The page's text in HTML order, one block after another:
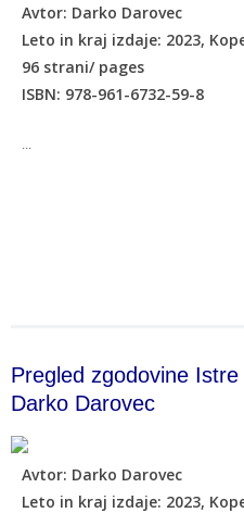
Avtor: Darko Darovec
Leto in kraj izdaje: 2023,
96 strani/ pages
ISBN: 978-961-6732-59-8
...
Pregled zgodovine
Darko Darovec
Avtor: Darko Darovec
Leto in kraj izdaje: 2023,